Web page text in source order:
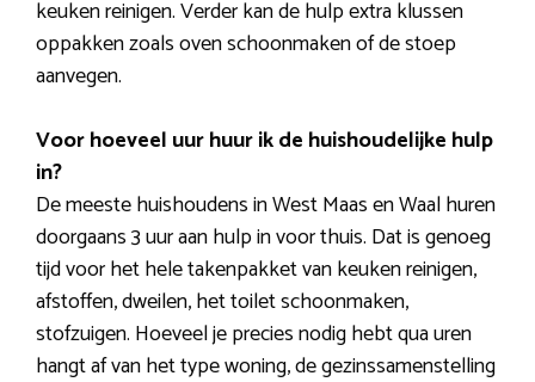
keuken reinigen. Verder kan de hulp extra klussen
oppakken zoals oven schoonmaken of de stoep
aanvegen.
Voor hoeveel uur huur ik de huishoudelijke hulp
in?
De meeste huishoudens in West Maas en Waal huren
doorgaans 3 uur aan hulp in voor thuis. Dat is genoeg
tijd voor het hele takenpakket van keuken reinigen,
afstoffen, dweilen, het toilet schoonmaken,
stofzuigen. Hoeveel je precies nodig hebt qua uren
hangt af van het type woning, de gezinssamenstelling